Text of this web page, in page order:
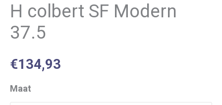
H colbert SF Modern
37.5
€134,93
Maat